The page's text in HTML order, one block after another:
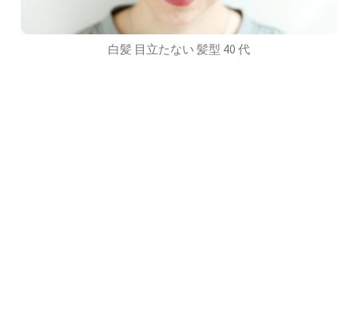
白髪 目立たない 髪型 40 代